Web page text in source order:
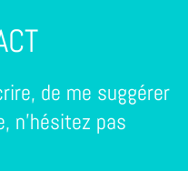
de me suggérer
n'hésitez pas